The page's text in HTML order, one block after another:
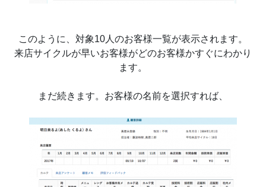
このように、対象10人のお客様一覧が表示されます。
来店サイクルが早いお客様がどのお客様かすぐにわかり
ます。
まだ続きます。お客様の名前を選択すれば、